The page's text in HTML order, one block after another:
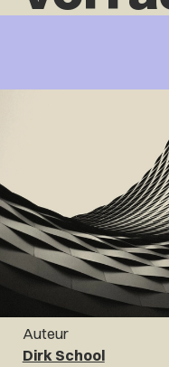
Auteur
Dirk School